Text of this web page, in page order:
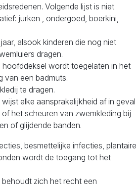
Volgende lijst is niet
jurken , ondergoed, boerkini,
alsook kinderen die nog niet
dragen.
hoofddeksel wordt toegelaten in het
van een badmuts.
te dragen.
elke aansprakelijkheid af in geval
het scheuren van zwemkleding bij
of glijdende banden.
besmettelijke infecties, plantaire
wordt de toegang tot het
zich het recht een